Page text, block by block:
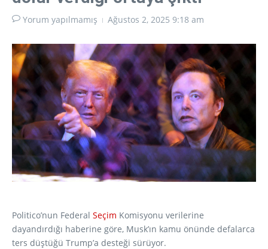
Yorum yapılmamış Ağustos 2, 2025 9:18 am
Politico’nun Federal Seçim Komisyonu verilerine
dayandırdığı haberine göre, Musk’ın kamu önünde defalarca
ters düştüğü Trump’a desteği sürüyor.